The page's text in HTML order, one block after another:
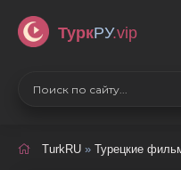
ТуркРУ.vip
TurkRU » Турецкие